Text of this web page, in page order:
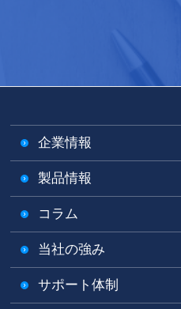
企業情報
製品情報
コラム
当社の強み
サポート体制